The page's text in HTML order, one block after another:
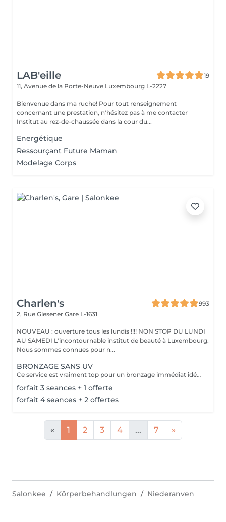
LAB'eille
19
11, Avenue de la Porte-Neuve Luxembourg L-2227
Bienvenue dans ma ruche! Pour tout renseignement
concernant une prestation, n'hésitez pas à me contacter
Institut au rez-de-chaussée dans la cour du...
Energétique
Ressourçant Future Maman
Modelage Corps
Charlen's
993
2, Rue Glesener Gare L-1631
NOUVEAU : ouverture tous les lundis !!!! NON STOP DU LUNDI
AU SAMEDI L'incontournable institut de beauté à Luxembourg.
Nous sommes connues pour n...
BRONZAGE SANS UV
Ce service est vraiment top pour un bronzage immédiat idéal avant vos vacances ou avant une soirée ;) Nous vous conseillons de faire un gommage la veille du soin et de porter des vêtements amples noirs. Selon votre peau, cela tient environ 1 semaine à 10 Jours! AVANT Exfolier votre peau en profondeur, puis hydrater généreusement 24h avant d'appliquer votre autobronzant, en insistant bien sur les coudes, genoux, chevilles et les zones sensibles. Épiler ou raser dans les 48h avant application afin que les pores de la peau soient fermés. Des points noirs pourraient apparaître si votre peau n'est pas nette lors de l'application. Ne pas appliquer de crème hydratante, parfum, déodorant ou maquillage le jour même de l'application cela pourrait obstruer les pores de la peau et faire apparaître des points noirs. APRÈS Porter des vêtement amples de couleur foncée les vêtements près du corps ou sous-vêtements pourraient faire des marques, porter des chaussures larges. Hydrater quotidiennement votre peau les jours suivant l'application ou utiliser un autobronzant progressif pour entretenir votre bronzage et le faire durer plus longtemps. Après 5 jours, exfolier quotidiennement votre peau à l'aide d'un exfoliant doux afin d'aider votre peau à absorber plus facilement votre crème hydratante, et garder un joli bronzage. Cela permet aussi au bronzage de s'estomper progressivement et uniformément.
forfait 3 seances + 1 offerte
forfait 4 seances + 2 offertes
« 1 2 3 4 ... 7 »
Salonkee Körperbehandlungen Niederanven